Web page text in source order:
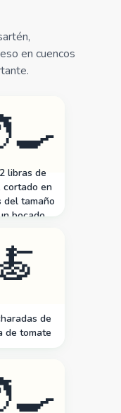
en cuencos
libras de
cortado en
del tamaño
bocado
de
de tomate